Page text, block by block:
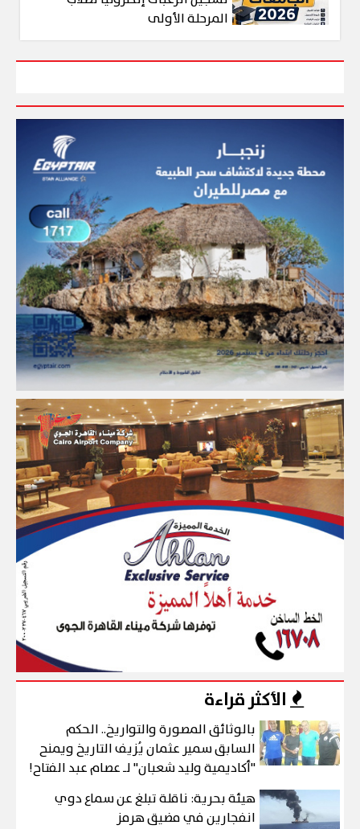
المرحلة الأولى
الأكثر قراءة
بالوثائق المصورة والتواريخ.. الحكم
السابق سمير عثمان يُزيف التاريخ ويمنح
"أكاديمية وليد شعبان" لـ عصام عبد الفتاح!
هيئة بحرية: ناقلة تبلغ عن سماع دوي
انفجارين في مضيق هرمز